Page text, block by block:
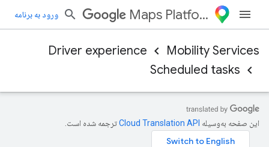
Maps Platform ورود به برنامه
Mobility Services
Driver experience
Scheduled tasks
این صفحه به‌وسیله ترجمه شده است.